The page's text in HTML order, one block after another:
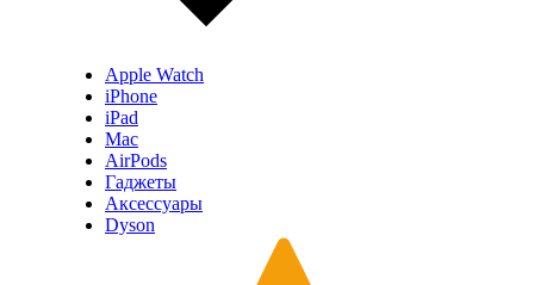
Apple Watch
iPhone
iPad
Mac
AirPods
Гаджеты
Аксессуары
Dyson